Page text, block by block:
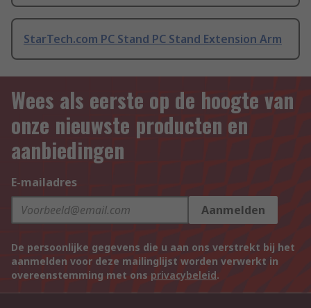
StarTech.com PC Stand PC Stand Extension Arm
Wees als eerste op de hoogte van
onze nieuwste producten en
aanbiedingen
E-mailadres
Aanmelden
De persoonlijke gegevens die u aan ons verstrekt bij het
aanmelden voor deze mailinglijst worden verwerkt in
overeenstemming met ons privacybeleid.